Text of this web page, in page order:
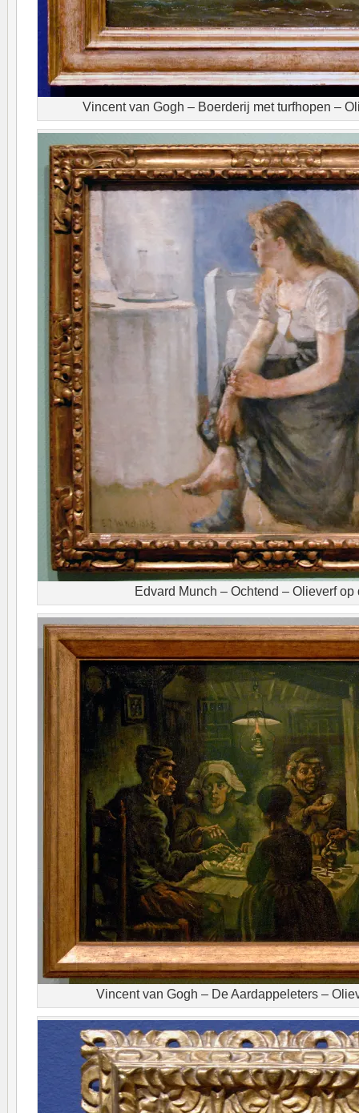
Vincent van Gogh – Boerderij met turfhopen –
Edvard Munch – Ochtend – Olieverf op
Vincent van Gogh – De Aardappeleters –